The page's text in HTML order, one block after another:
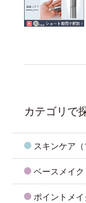
カテゴリで
スキンケア（
ベースメイク
ポイントメイ